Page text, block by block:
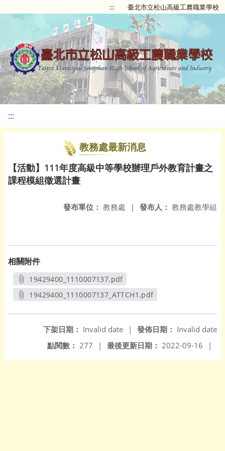
::: 臺北市立松山高級工農職業學校
:::
教務處最新消息
【活動】111年度高級中等學校辦理戶外教育計畫之
課程模組徵選計畫
發布人： 教務處教學組
發布單位： 教務處 |
相關附件
19429400_1110007137.pdf
另開新視窗
19429400_1110007137_ATTCH1.pdf
發佈日期： Invalid date
下架日期： Invalid date
|
最後更新日期： 2022-09-16 |
點閱數： 277 |